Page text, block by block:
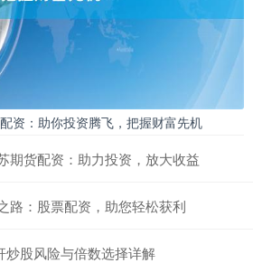
资：助你投资腾飞，把握财富先机
期货配资：助力投资，放大收益
路：股票配资，助您轻松获利
炒股风险与倍数选择详解